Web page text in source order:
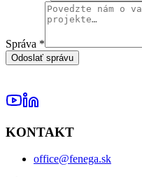
Správa *
Odoslať správu
KONTAKT
office@fenega.sk